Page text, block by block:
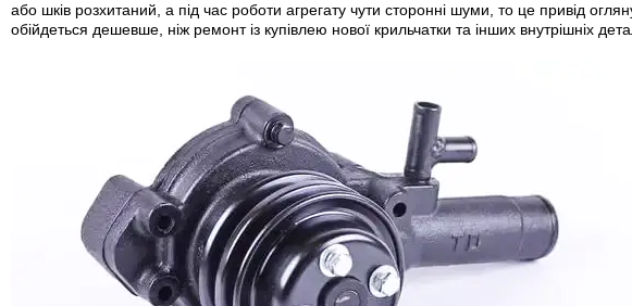
або шків розхитаний, а під час роботи агрегату чути сторонні шуми, то це привід
обійдеться дешевше, ніж ремонт із купівлею нової крильчатки та інших внутрішніх